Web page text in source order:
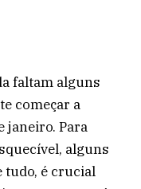
faltam alguns
começar a
janeiro. Para
alguns
tudo, é crucial